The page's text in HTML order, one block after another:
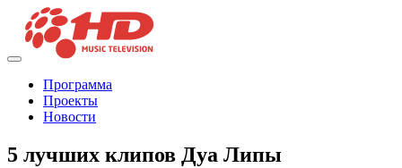
Программа
Проекты
Новости
5 лучших клипов Дуа Липы